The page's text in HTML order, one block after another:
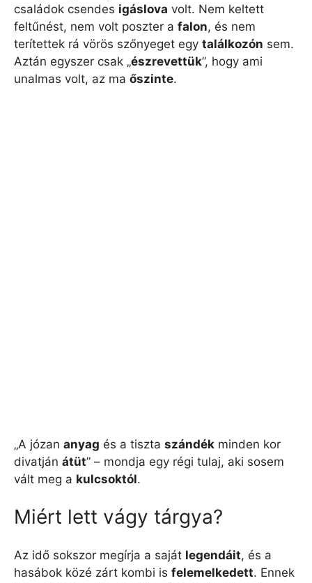
családok csendes igáslova volt. Nem keltett
feltűnést, nem volt poszter a falon, és nem
terítettek rá vörös szőnyeget egy találkozón sem.
Aztán egyszer csak „észrevettük”, hogy ami
unalmas volt, az ma őszinte.
„A józan anyag és a tiszta szándék minden kor
divatján átüt” – mondja egy régi tulaj, aki sosem
vált meg a kulcsoktól.
Miért lett vágy tárgya?
Az idő sokszor megírja a saját legendáit, és a
hasábok közé zárt kombi is felemelkedett. Ennek